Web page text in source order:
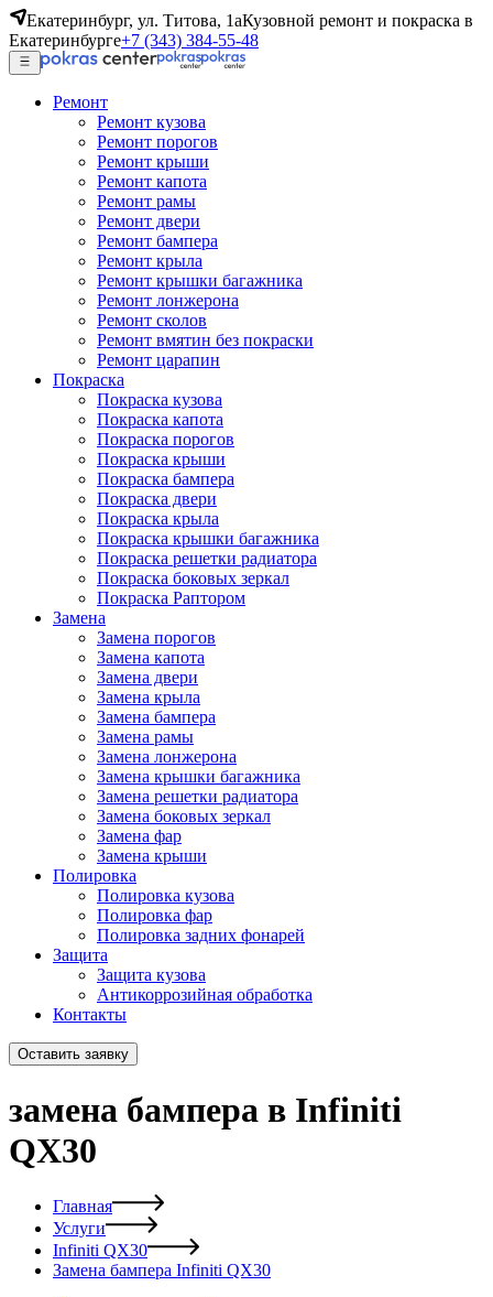
Екатеринбург, ул. Титова, 1аКузовной ремонт и покраска в
Екатеринбурге+7 (343) 384-55-48
Ремонт
Ремонт кузова
Ремонт порогов
Ремонт крыши
Ремонт капота
Ремонт рамы
Ремонт двери
Ремонт бампера
Ремонт крыла
Ремонт крышки багажника
Ремонт лонжерона
Ремонт сколов
Ремонт вмятин без покраски
Ремонт царапин
Покраска
Покраска кузова
Покраска капота
Покраска порогов
Покраска крыши
Покраска бампера
Покраска двери
Покраска крыла
Покраска крышки багажника
Покраска решетки радиатора
Покраска боковых зеркал
Покраска Раптором
Замена
Замена порогов
Замена капота
Замена двери
Замена крыла
Замена бампера
Замена рамы
Замена лонжерона
Замена крышки багажника
Замена решетки радиатора
Замена боковых зеркал
Замена фар
Замена крыши
Полировка
Полировка кузова
Полировка фар
Полировка задних фонарей
Защита
Защита кузова
Антикоррозийная обработка
Контакты
Оставить заявку
замена бампера в Infiniti
QX30
Главная
Услуги
Infiniti QX30
Замена бампера Infiniti QX30